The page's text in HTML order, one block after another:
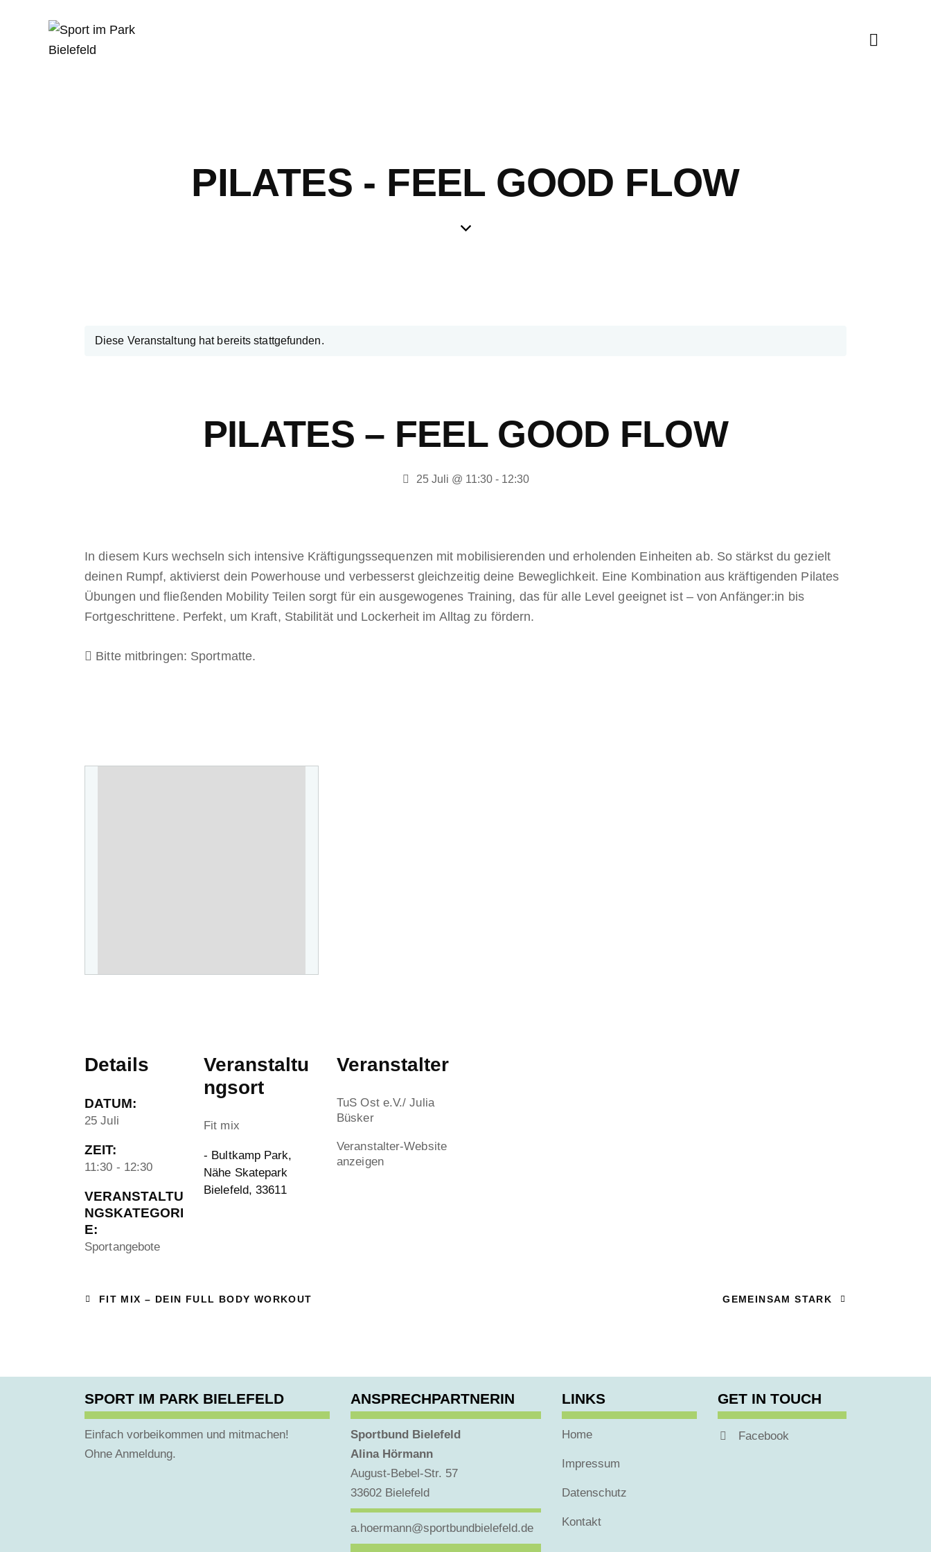
PILATES - FEEL GOOD FLOW
Diese Veranstaltung hat bereits stattgefunden.
PILATES – FEEL GOOD FLOW
25 Juli @ 11:30- 12:30
In diesem Kurs wechseln sich intensive Kräftigungssequenzen mit mobilisierenden und erholenden Einheiten ab. So stärkst du gezielt
deinen Rumpf, aktivierst dein Powerhouse und verbesserst gleichzeitig deine Beweglichkeit. Eine Kombination aus kräftigenden Pilates
Übungen und fließenden Mobility Teilen sorgt für ein ausgewogenes Training, das für alle Level geeignet ist – von Anfänger:in bis
Fortgeschrittene. Perfekt, um Kraft, Stabilität und Lockerheit im Alltag zu fördern.
Bitte mitbringen: Sportmatte.
Details
DATUM:
25 Juli
ZEIT:
11:30 - 12:30
VERANSTALTU
NGSKATEGORI
E:
Sportangebote
Veranstaltu
ngsort
Fit mix
- Bultkamp Park,
Nähe Skatepark
Bielefeld, 33611
Veranstalter
TuS Ost e.V./ Julia
Büsker
Veranstalter-Website
anzeigen
FIT MIX – DEIN FULL BODY WORKOUT GEMEINSAM STARK
SPORT IM PARK BIELEFELD
Einfach vorbeikommen und mitmachen!
Ohne Anmeldung.
ANSPRECHPARTNERIN
Sportbund Bielefeld
Alina Hörmann
August-Bebel-Str. 57
33602 Bielefeld
a.hoermann@sportbundbielefeld.de
LINKS
Home
Impressum
Datenschutz
Kontakt
GET IN TOUCH
Facebook